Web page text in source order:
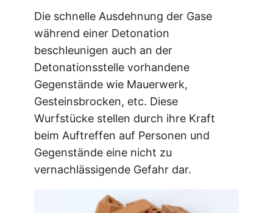
Die schnelle Ausdehnung der Gase
während einer Detonation
beschleunigen auch an der
Detonationsstelle vorhandene
Gegenstände wie Mauerwerk,
Gesteinsbrocken, etc. Diese
Wurfstücke stellen durch ihre Kraft
beim Auftreffen auf Personen und
Gegenstände eine nicht zu
vernachlässigende Gefahr dar.